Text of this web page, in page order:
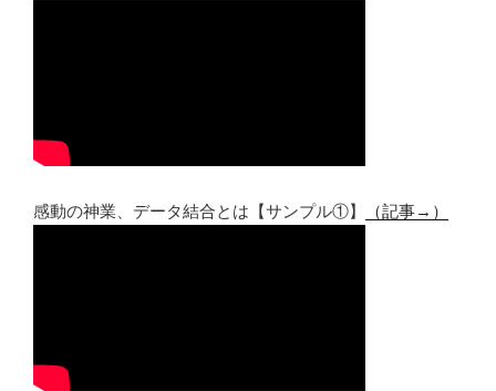
感動の神業、データ結合とは【サンプル①】 （記事→）